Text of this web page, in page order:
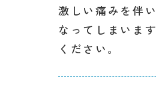
激しい痛みを伴
なってしまいま
ください。